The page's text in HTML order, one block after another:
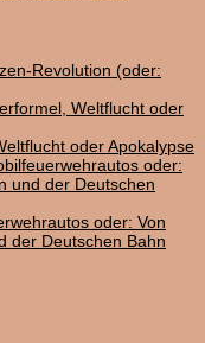
Revolution (oder:
Weltflucht oder
oder Apokalypse
oder:
und der Deutschen
oder: Von
der Deutschen Bahn